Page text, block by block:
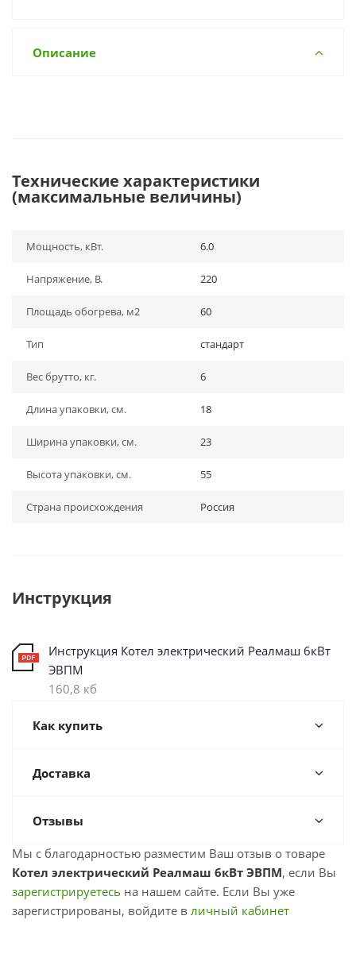
Описание
Технические характеристики
(максимальные величины)
Мощность, кВт. 6.0
Напряжение, В. 220
Площадь обогрева, м2 60
Тип стандарт
Вес брутто, кг. 6
Длина упаковки, см. 18
Ширина упаковки, см. 23
Высота упаковки, см. 55
Страна происхождения Россия
Инструкция
Инструкция Котел электрический Реалмаш 6кВт
ЭВПМ
160,8 кб
Как купить
Доставка
Отзывы
Мы с благодарностью разместим Ваш отзыв о товаре
Котел электрический Реалмаш 6кВт ЭВПМ, если Вы
зарегистрируетесь на нашем сайте. Если Вы уже
зарегистрированы, войдите в личный кабинет